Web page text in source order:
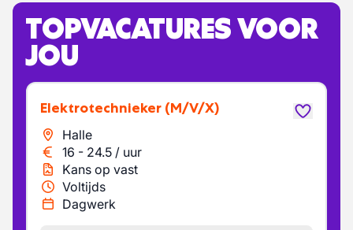
TOPVACATURES VOOR
JOU
Elektrotechnieker (M/V/X)
Halle
16 - 24.5 / uur
Kans op vast
Voltijds
Dagwerk